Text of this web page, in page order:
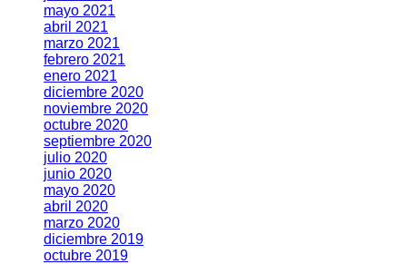
mayo 2021
abril 2021
marzo 2021
febrero 2021
enero 2021
diciembre 2020
noviembre 2020
octubre 2020
septiembre 2020
julio 2020
junio 2020
mayo 2020
abril 2020
marzo 2020
diciembre 2019
octubre 2019